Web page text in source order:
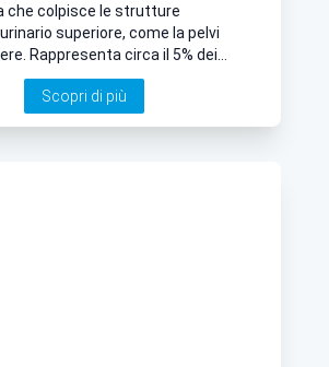
che colpisce le strutture
superiore, come la pelvi
Rappresenta circa il 5% dei
e l'1% di quelli dell'apparato urinario,
di casi bilaterali nel 2% delle
Scopri di più